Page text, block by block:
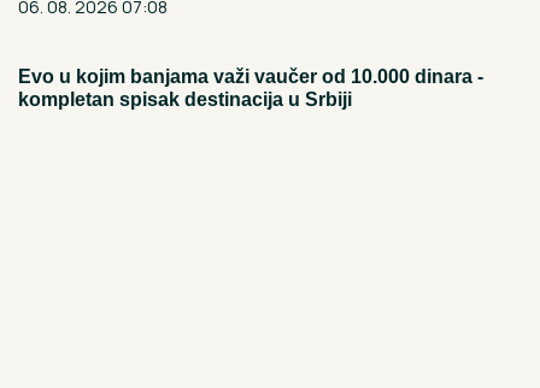
06. 08. 2026 07:08
Evo u kojim banjama važi vaučer od 10.000 dinara -
kompletan spisak destinacija u Srbiji